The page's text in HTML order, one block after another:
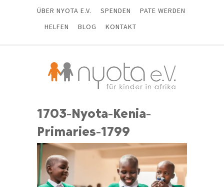
ÜBER NYOTA E.V. SPENDEN
PATE WERDEN
HELFEN
BLOG KONTAKT
1703-Nyota-Kenia-
Primaries-1799